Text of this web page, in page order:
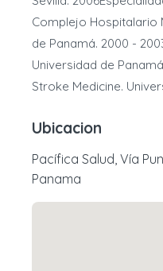
Complejo Hospitalario
de Panamá. 2000 -
Universidad de
Stroke Medicine.
Ubicacion
Pacífica Salud, Vía
Panama